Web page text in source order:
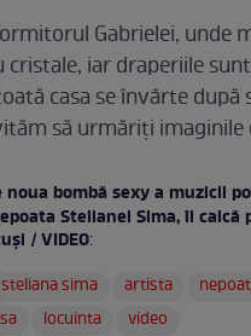
Gabrielei, unde
cristale, iar draperiile
casa se învârte după
să urmăriţi imaginile
noua bombă sexy a muzicii
Stelianei Sima, îi calcă
/ VIDEO:
steliana sima artista
locuinta video